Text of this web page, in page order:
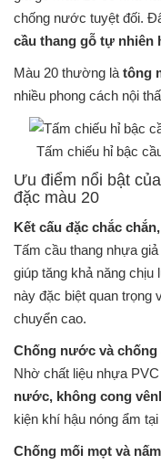
chống nước tuyệt đối.
cầu thang gỗ tự nhiên
Màu 20 thường là tông
nhiều phong cách nội
Tấm chiếu hỉ bậc
Ưu điểm nổi bật
đặc màu 20
Kết cấu đặc chắc
Tấm cầu thang nhựa
giúp tăng khả năng
này đặc biệt quan trọng
chuyển cao.
Chống nước và chống
Nhờ chất liệu nhựa
nước, không cong
kiện khí hậu nóng ẩm
Chống mối mọt và